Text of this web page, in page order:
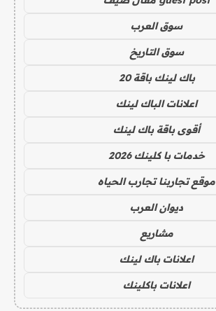
سوق العرب
سوق التاريخ
باك لينك باقة 20
اعلانات الباك لينك
أقوى باقة باك لينك
خدمات با كلينك 2026
موقع تجاربنا تجارب الحياه
ديوان العرب
مشاريع
اعلانات باك لينك
اعلانات باكلينك